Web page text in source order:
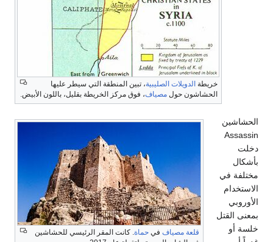
خريطةالدويلات الصليبية، تبين المنطقة التي سيطر عليها
الحشاشون حول مصياف، فوق مركز الخريطة بقليل، باللون الأبيض.
قلعة مصياففيحماة. كانت المقر الرئيسي للحشاشين
في
القتل
أو